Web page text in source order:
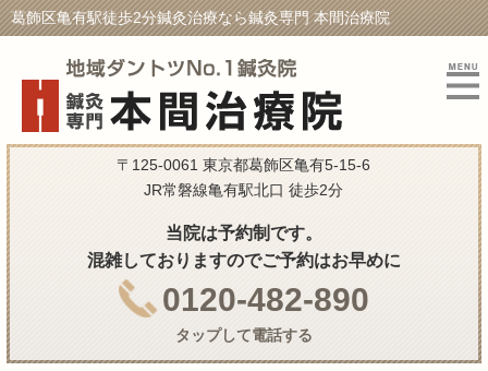
葛飾区亀有駅徒歩2分鍼灸治療なら鍼灸専門 本間治療院
〒125-0061 東京都葛飾区亀有5-15-6
JR常磐線亀有駅北口 徒歩2分
当院は予約制です。
混雑しておりますのでご予約はお早めに
0120-482-890
タップして電話する